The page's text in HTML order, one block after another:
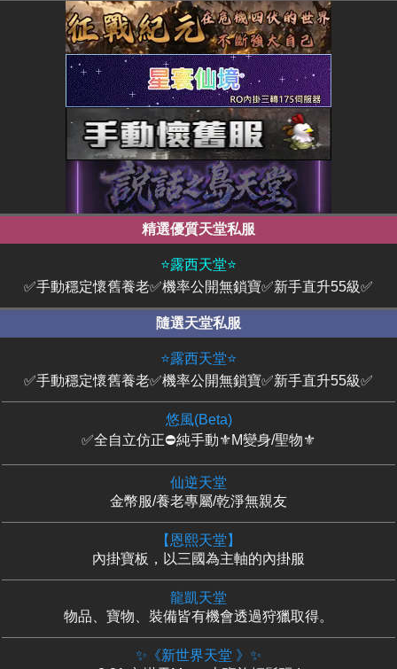
精選優質天堂私服
⭐露西天堂⭐
✅手動穩定懷舊養老✅機率公開無鎖寶✅新手直升55級✅
隨選天堂私服
⭐露西天堂⭐
✅手動穩定懷舊養老✅機率公開無鎖寶✅新手直升55級✅
悠風(Beta)
✅全自立仿正⛔純手動⚜️M變身/聖物⚜️
仙逆天堂
金幣服/養老專屬/乾淨無親友
【恩熙天堂】
內掛寶板，以三國為主軸的內掛服
龍凱天堂
物品、寶物、裝備皆有機會透過狩獵取得。
✨《新世界天堂 》✨